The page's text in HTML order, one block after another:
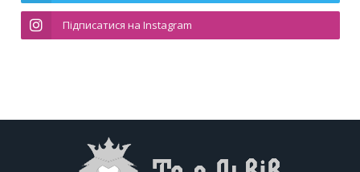
Підписатися на Instagram